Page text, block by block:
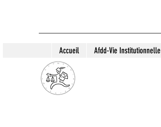
Accueil Afdd-Vie Institutionnelle